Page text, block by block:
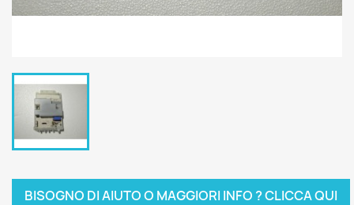
BISOGNO DI AIUTO O MAGGIORI INFO ? CLICCA QUI